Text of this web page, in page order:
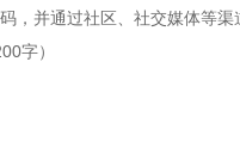
，并通过社区、社交媒体等
字）